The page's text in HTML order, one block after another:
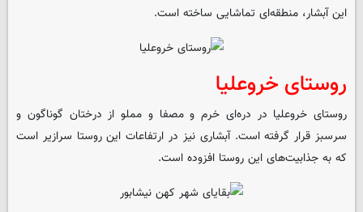
این آبشار، منطقه‌ای تماشایی ساخته است.
روستای خروعلیا
روستای خروعلیا در دره‌ای خرم و مصفا و مملو از درختان گوناگون و
سرسبز قرار گرفته است. آبشاری نیز در ارتفاعات این روستا سرازیر است
که به جذابیت‌های این روستا افزوده است.